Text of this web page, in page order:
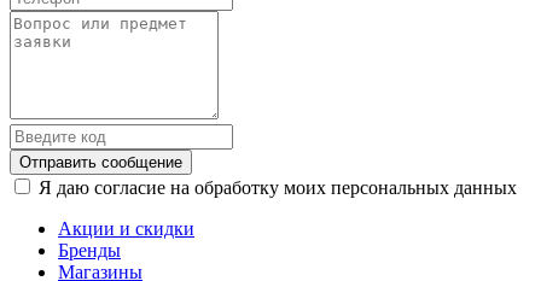
Отправить сообщение
Я даю согласие на обработку моих персональных данных
Акции и скидки
Бренды
Магазины